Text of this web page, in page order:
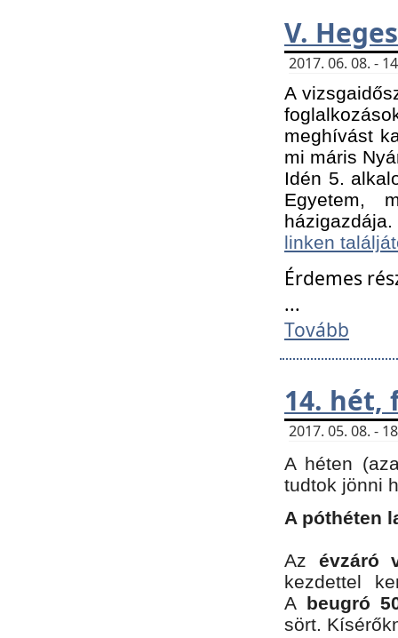
V.
2017. 06. 08. -
A
meghívást
mi máris
Idén 5.
Egyetem,
linken
Érdemes
...
Tovább
14. hét,
2017. 05. 08. -
A héten
tudtok jönni
A póthéten
Az évzáró
kezdettel
A beugró
sört.